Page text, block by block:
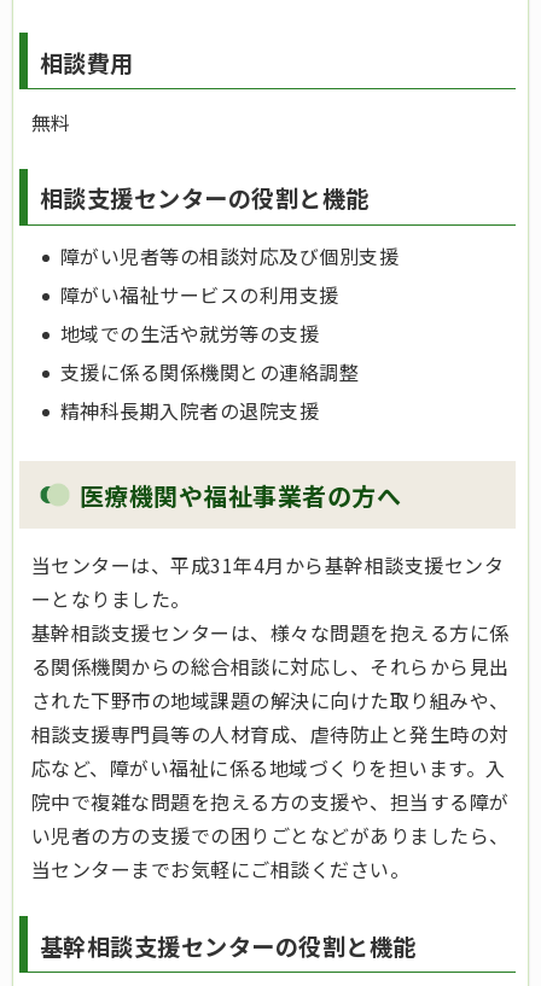
相談費用
無料
相談支援センターの役割と機能
障がい児者等の相談対応及び個別支援
障がい福祉サービスの利用支援
地域での生活や就労等の支援
支援に係る関係機関との連絡調整
精神科長期入院者の退院支援
医療機関や福祉事業者の方へ
当センターは、平成31年4月から基幹相談支援センタ
ーとなりました。
基幹相談支援センターは、様々な問題を抱える方に係
る関係機関からの総合相談に対応し、それらから見出
された下野市の地域課題の解決に向けた取り組みや、
相談支援専門員等の人材育成、虐待防止と発生時の対
応など、障がい福祉に係る地域づくりを担います。入
院中で複雑な問題を抱える方の支援や、担当する障が
い児者の方の支援での困りごとなどがありましたら、
当センターまでお気軽にご相談ください。
基幹相談支援センターの役割と機能